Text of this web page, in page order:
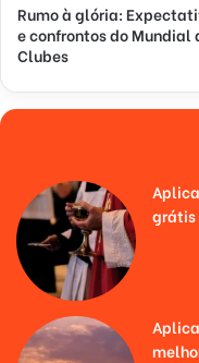
Rumo à glória:
e confrontos do Mundial
Clubes
grátis